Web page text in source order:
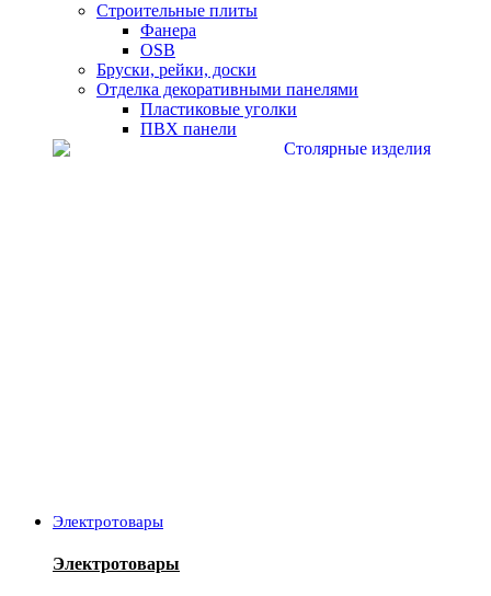
Строительные плиты
Фанера
OSB
Бруски, рейки, доски
Отделка декоративными панелями
Пластиковые уголки
ПВХ панели
Электротовары
Электротовары